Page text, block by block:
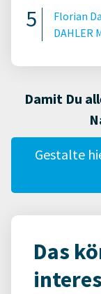
Florian
DAHLER
Damit Du
Gestalte
Das